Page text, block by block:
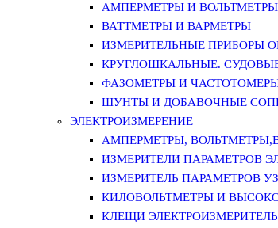
АМПЕРМЕТРЫ И
ВАТТМЕТРЫ И ВАРМЕТРЫ
ИЗМЕРИТЕЛЬНЫЕ ПРИБОРЫ
КРУГЛОШКАЛЬНЫЕ.
ФАЗОМЕТРЫ И
ШУНТЫ И ДОБАВОЧНЫЕ
ЭЛЕКТРОИЗМЕРЕНИЕ
АМПЕРМЕТРЫ,
ИЗМЕРИТЕЛИ ПАРАМЕТРОВ
ИЗМЕРИТЕЛЬ ПАРАМЕТРОВ
КИЛОВОЛЬТМЕТРЫ И
КЛЕЩИ